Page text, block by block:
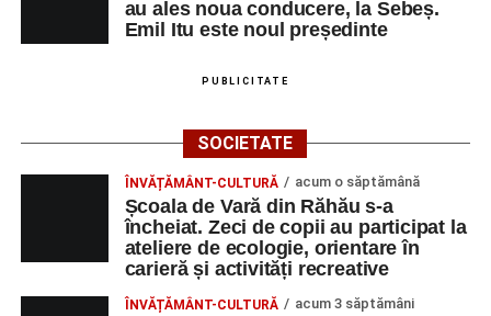
au ales noua conducere, la Sebeș.
Emil Itu este noul președinte
PUBLICITATE
SOCIETATE
ÎNVĂȚĂMÂNT-CULTURĂ acum o săptămână
Școala de Vară din Răhău s-a
încheiat. Zeci de copii au participat la
ateliere de ecologie, orientare în
carieră și activități recreative
ÎNVĂȚĂMÂNT-CULTURĂ acum 3 săptămâni